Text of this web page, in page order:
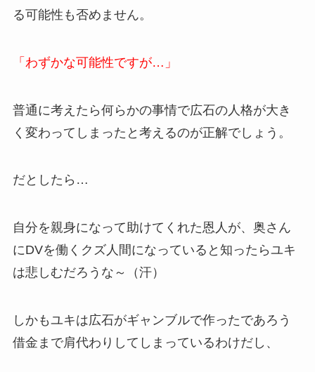
る可能性も否めません。
「わずかな可能性ですが…」
普通に考えたら何らかの事情で広石の人格が大き
く変わってしまったと考えるのが正解でしょう。
だとしたら…
自分を親身になって助けてくれた恩人が、奥さん
にDVを働くクズ人間になっていると知ったらユキ
は悲しむだろうな～（汗）
しかもユキは広石がギャンブルで作ったであろう
借金まで肩代わりしてしまっているわけだし、